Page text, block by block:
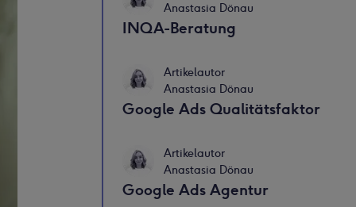
Anastasia Dönau
INQA-Beratung
Artikelautor
Anastasia Dönau
Google Ads Qualitätsfaktor
Artikelautor
Anastasia Dönau
Google Ads Agentur